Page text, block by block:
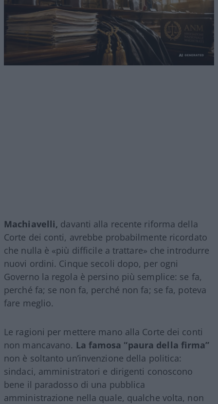
Machiavelli, davanti alla recente riforma della
Corte dei conti, avrebbe probabilmente ricordato
che nulla è «più difficile a trattare» che introdurre
nuovi ordini. Cinque secoli dopo, per ogni
Governo la regola è persino più semplice: se fa,
perché fa; se non fa, perché non fa; se fa, poteva
fare meglio.
Le ragioni per mettere mano alla Corte dei conti
non mancavano. La famosa “paura della firma”
non è soltanto un’invenzione della politica:
sindaci, amministratori e dirigenti conoscono
bene il paradosso di una pubblica
amministrazione nella quale, qualche volta, non